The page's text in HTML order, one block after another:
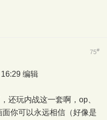
75#
编辑
还玩内战这一套啊，op、
你可以永远相信（好像是